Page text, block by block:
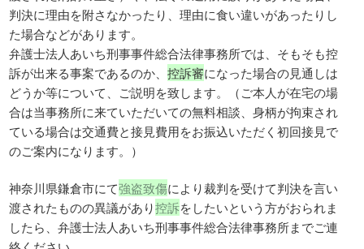
判決に理由を附さなかったり、理由に食い違いがあったりし
た場合などがあります。
弁護士法人あいち刑事事件総合法律事務所では、そもそも控
訴が出来る事案であるのか、控訴審になった場合の見通しは
どうか等について、ご説明を致します。（ご本人が在宅の場
合は当事務所に来ていただいての無料相談、身柄が拘束され
ている場合は交通費と接見費用をお振込いただく初回接見で
のご案内になります。）
神奈川県鎌倉市にて強盗致傷により裁判を受けて判決を言い
渡されたものの異議があり控訴をしたいという方がおられま
したら、弁護士法人あいち刑事事件総合法律事務所までご連